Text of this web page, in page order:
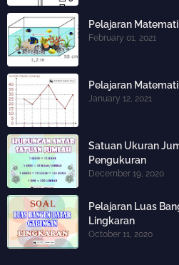
Pelajaran
February 01, 2021
Pelajaran
January 12, 2021
Satuan Ukuran
Pengukuran
December 19, 2020
Pelajaran Luas
Lingkaran
October 11, 2020